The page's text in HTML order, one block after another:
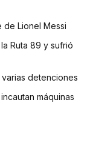
Lionel Messi
Ruta 89 y sufrió
detenciones
máquinas